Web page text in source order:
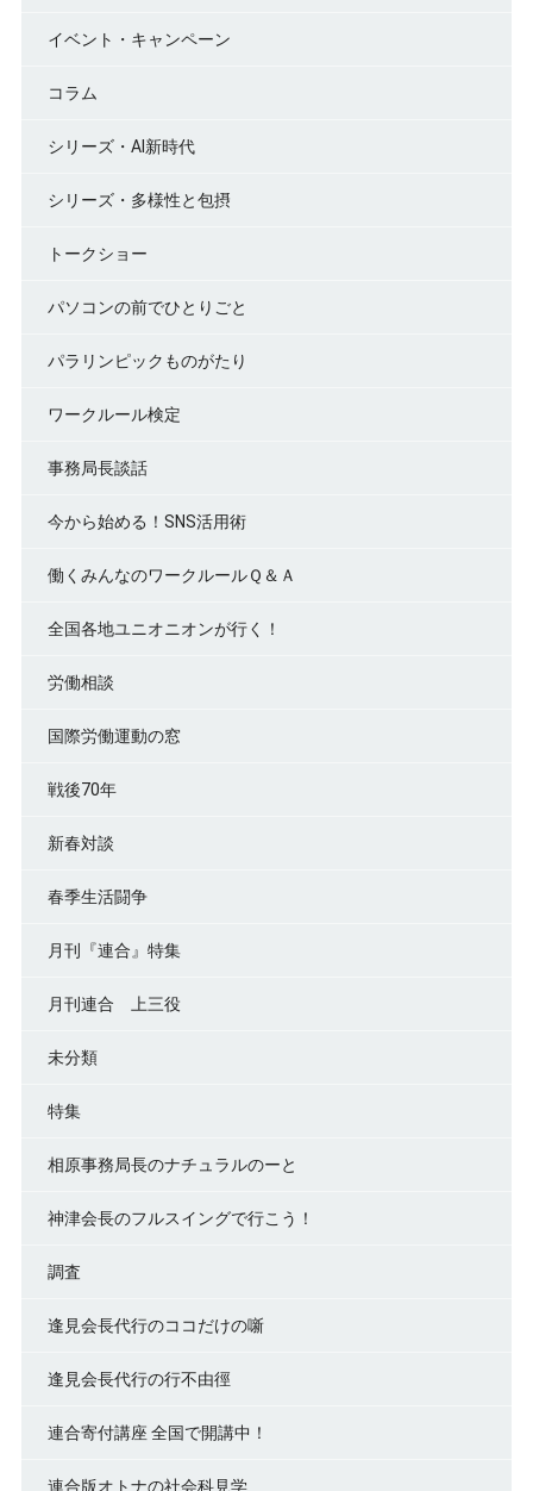
イベント・キャンペーン
コラム
シリーズ・AI新時代
シリーズ・多様性と包摂
トークショー
パソコンの前でひとりごと
パラリンピックものがたり
ワークルール検定
事務局長談話
今から始める！SNS活用術
働くみんなのワークルールＱ＆Ａ
全国各地ユニオニオンが行く！
労働相談
国際労働運動の窓
戦後70年
新春対談
春季生活闘争
月刊『連合』特集
月刊連合 上三役
未分類
特集
相原事務局長のナチュラルのーと
神津会長のフルスイングで行こう！
調査
逢見会長代行のココだけの噺
逢見会長代行の行不由徑
連合寄付講座 全国で開講中！
連合版オトナの社会科見学